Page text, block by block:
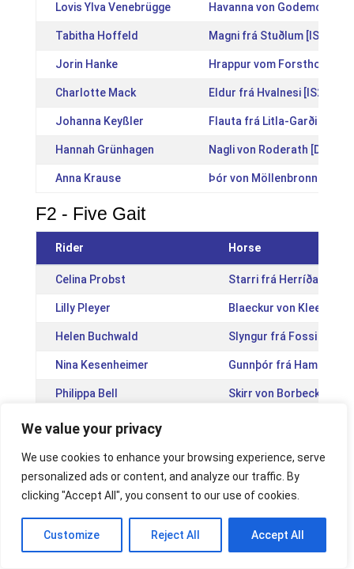
We value your privacy
We use cookies to enhance your browsing experience, serve
personalized ads or content, and analyze our traffic. By
clicking "Accept All", you consent to our use of cookies.
Customize Reject All Accept All
Lovis Ylva Venebrügge Havanna von Godemoor
Tabitha Hoffeld Magni frá Stuðlum
Jorin Hanke Hrappur vom Forsthof
Charlotte Mack Eldur frá Hvalnesi
Johanna Keyßler Flauta frá Litla-Garði
Hannah Grünhagen Nagli von Roderath
Anna Krause Þór von Möllenbronn
F2 - Five Gait
Rider Horse
Celina Probst Starri frá Herríðarhóli
Lilly Pleyer Blaeckur von Kleers
Helen Buchwald Slyngur frá Fossi
Nina Kesenheimer Gunnþór frá Hamrahóli
Philippa Bell Skirr von Borbeck
Sophia Henke
Alina Gnad Meitill vom Kronshof
Nina Kesenheimer Alrún frá Hamrahóli
Lisa Sophie Ortuno Stühring Elja vom Hollerbusch